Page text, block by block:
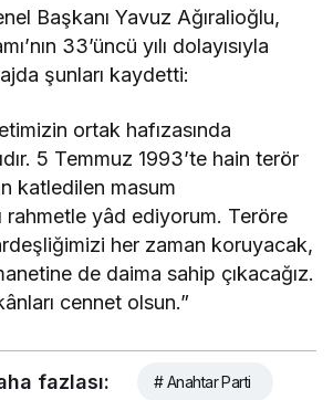
Başkanı Yavuz Ağıralioğlu,
33’üncü yılı dolayısıyla
şunları kaydetti:
ortak hafızasında
5 Temmuz 1993’te hain terör
katledilen masum
rahmetle yâd ediyorum. Teröre
her zaman koruyacak,
de daima sahip çıkacağız.
cennet olsun.”
fazlası: # Anahtar Parti